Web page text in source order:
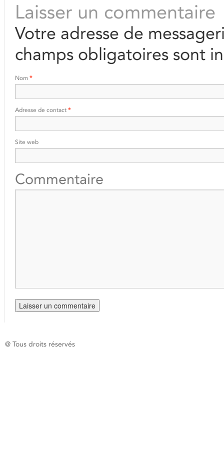
Laisser un commentaire
Votre adresse de
champs obligatoires sont
Nom *
Adresse de contact *
Site web
Commentaire
@ Tous droits réservés